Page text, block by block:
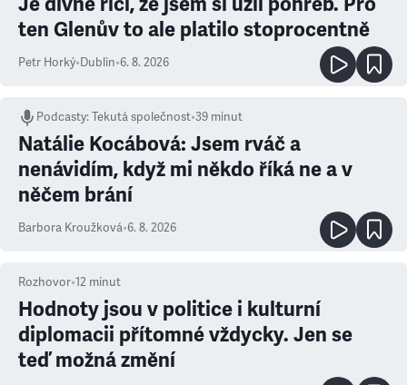
ten Glenův to ale platilo stoprocentně
Petr Horký•Dublin•6. 8. 2026
Podcasty:Tekutá společnost•39 minut
Natálie Kocábová: Jsem rváč a
nenávidím, když mi někdo říká ne a v
něčem brání
Barbora Kroužková•6. 8. 2026
Rozhovor•12 minut
Hodnoty jsou v politice i kulturní
diplomacii přítomné vždycky. Jen se
teď možná změní